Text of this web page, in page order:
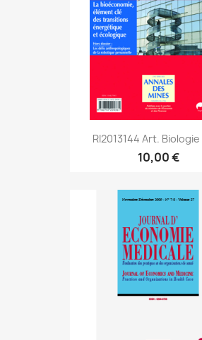
RI2013144 Art. Biologie
10,00 €